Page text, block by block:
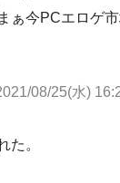
ぁ今PCエロゲ
08/25(水)
た。